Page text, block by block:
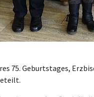
75. Geburtstages,